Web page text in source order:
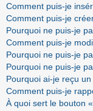
Comment puis-je
Comment puis-je
Pourquoi ne puis-je
Comment puis-je
Pourquoi ne puis-je
Pourquoi ne puis-je
Pourquoi ai-je reçu
Comment puis-je
À quoi sert le bouton